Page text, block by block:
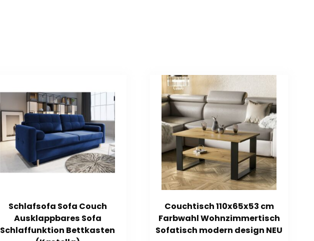
Schlafsofa Sofa Couch
Ausklappbares Sofa
Schlaffunktion Bettkasten
Couchtisch 110x65x53 cm
Farbwahl Wohnzimmertisch
Sofatisch modern design NEU